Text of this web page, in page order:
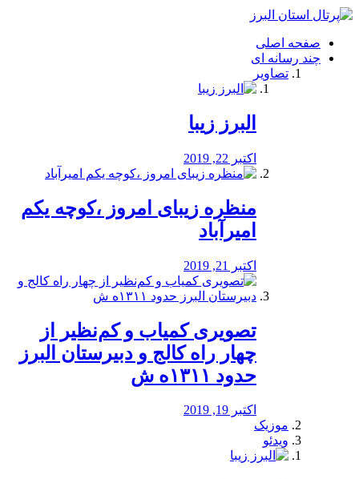
فصد
شرق
تهران
خشکشویی
صفحه اصلی
چند رسانه ای
تصاویر
البرز زیبا
اکتبر 22, 2019
منظره‌‌ زیبای امروز ،کوچه یکم
امیرآباد
اکتبر 21, 2019
️تصویری کمیاب و کم‌نظیر از
چهار راه كالج و دبيرستان البرز
حدود ۱۳۱۱ه ش
اکتبر 19, 2019
موزیک
ویدئو